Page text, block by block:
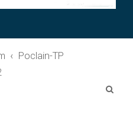
Poclain-TP